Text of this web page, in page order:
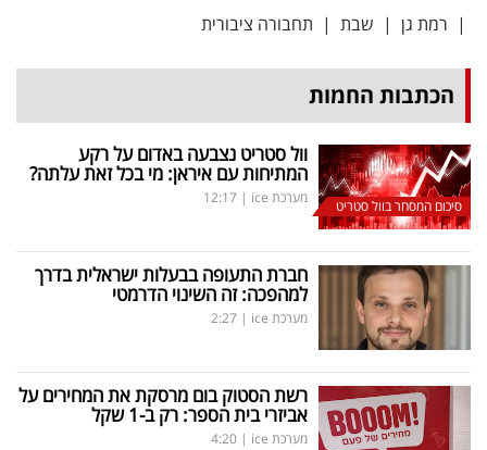
| רמת גן | שבת | תחבורה ציבורית
הכתבות החמות
סיכום המסחר בוול סטריט
וול סטריט נצבעה באדום על רקע
המתיחות עם איראן: מי בכל זאת עלתה?
מערכת ice |
12:17
חברת התעופה בבעלות ישראלית בדרך
למהפכה: זה השינוי הדרמטי
מערכת ice |
2:27
רשת הסטוק בום מרסקת את המחירים על
אביזרי בית הספר: רק ב-1 שקל
מערכת ice |
4:20